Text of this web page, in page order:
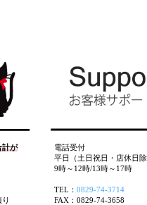
計が
電話受付
平日（土日祝日・店休日除
9時～12時/13時～17時
TEL： 0829-74-3714
FAX：0829-74-3658